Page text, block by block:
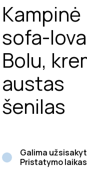
Kampinė
sofa-lova
Bolu,
austas
šenilas
Galima
Pristatymo